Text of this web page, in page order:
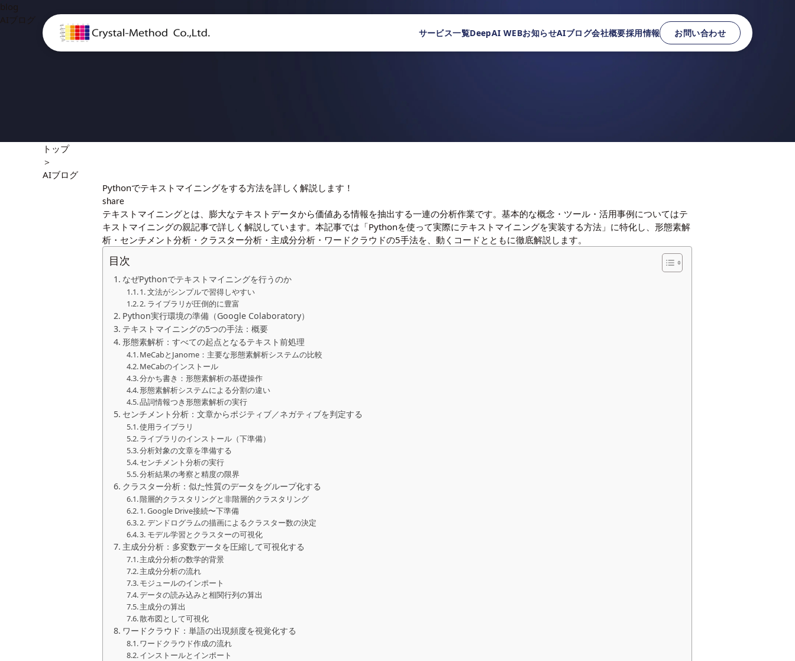
サービス一覧DeepAI WEBお知らせAIブログ会社概要採用情報 お問い合わせ
blog
AIブログ
トップ
＞
AIブログ
Pythonでテキストマイニングをする方法を詳しく解説します！
share
テキストマイニングとは、膨大なテキストデータから価値ある情報を抽出する一連の分析作業です。基本的な概念・ツール・活用事例についてはテ
キストマイニングの親記事で詳しく解説しています。本記事では「Pythonを使って実際にテキストマイニングを実装する方法」に特化し、形態素解
析・センチメント分析・クラスター分析・主成分分析・ワードクラウドの5手法を、動くコードとともに徹底解説します。
目次
なぜPythonでテキストマイニングを行うのか
1. 文法がシンプルで習得しやすい
2. ライブラリが圧倒的に豊富
Python実行環境の準備（Google Colaboratory）
テキストマイニングの5つの手法：概要
形態素解析：すべての起点となるテキスト前処理
MeCabとJanome：主要な形態素解析システムの比較
MeCabのインストール
分かち書き：形態素解析の基礎操作
形態素解析システムによる分割の違い
品詞情報つき形態素解析の実行
センチメント分析：文章からポジティブ／ネガティブを判定する
使用ライブラリ
ライブラリのインストール（下準備）
分析対象の文章を準備する
センチメント分析の実行
分析結果の考察と精度の限界
クラスター分析：似た性質のデータをグループ化する
階層的クラスタリングと非階層的クラスタリング
1. Google Drive接続〜下準備
2. デンドログラムの描画によるクラスター数の決定
3. モデル学習とクラスターの可視化
主成分分析：多変数データを圧縮して可視化する
主成分分析の数学的背景
主成分分析の流れ
モジュールのインポート
データの読み込みと相関行列の算出
主成分の算出
散布図として可視化
ワードクラウド：単語の出現頻度を視覚化する
ワードクラウド作成の流れ
インストールとインポート